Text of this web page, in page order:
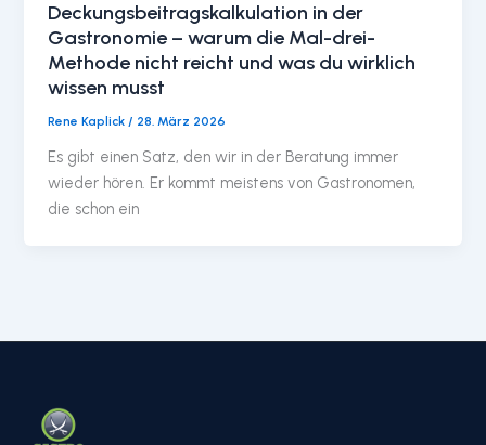
Deckungsbeitragskalkulation in der
Gastronomie – warum die Mal-drei-
Methode nicht reicht und was du wirklich
wissen musst
Rene Kaplick/ 28. März 2026
Es gibt einen Satz, den wir in der Beratung immer
wieder hören. Er kommt meistens von Gastronomen,
die schon ein